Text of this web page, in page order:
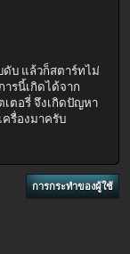
บ แล้วก็สตาร์ทไม่
รนี้เกิดได้จาก
เตอรี่ จึงเกิดปัญหา
รื่องมาครับ
การกระทำของผู้ใช้